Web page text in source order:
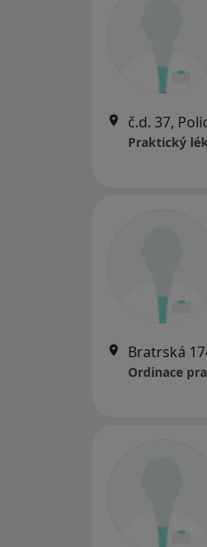
č.d. 37,
Praktický
Bratrská
Ordinace